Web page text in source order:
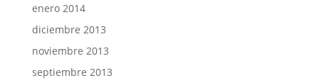
enero 2014
diciembre 2013
noviembre 2013
septiembre 2013